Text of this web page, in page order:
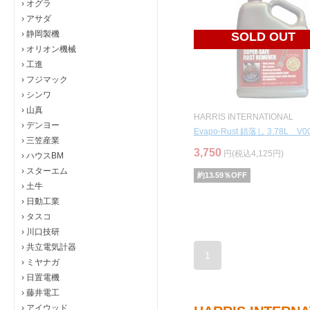
› オグラ
› アサダ
› 静岡製機
› オリオン機械
› 工進
› フジマック
› シンワ
› 山真
› デンヨー
› 三笠産業
› ハウスBM
› スターエム
› 土牛
› 日動工業
› タスコ
› 川口技研
› 共立電気計器
› ミヤナガ
› 日置電機
› 藤井電工
› アイウッド
SOLD OUT
HARRIS INTERNATIONAL
Evapo-Rust 錆落し 3.78L
3,750 円(税込4,125円)
約13.59％OFF
1